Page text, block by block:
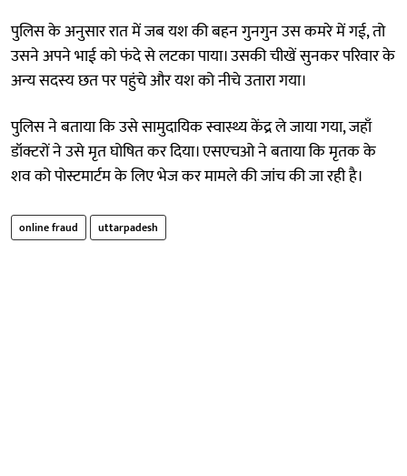
पुलिस के अनुसार रात में जब यश की बहन गुनगुन उस कमरे में गई, तो
उसने अपने भाई को फंदे से लटका पाया। उसकी चीखें सुनकर परिवार के
अन्य सदस्य छत पर पहुंचे और यश को नीचे उतारा गया।
पुलिस ने बताया कि उसे सामुदायिक स्वास्थ्य केंद्र ले जाया गया, जहाँ
डॉक्टरों ने उसे मृत घोषित कर दिया। एसएचओ ने बताया कि मृतक के
शव को पोस्टमार्टम के लिए भेज कर मामले की जांच की जा रही है।
online fraud uttarpadesh